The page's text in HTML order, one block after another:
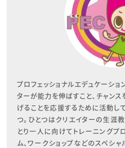
プロフェッショナルエデュケーショ
ターが能力を伸ばすこと、チャンス
げることを応援するために活動し
つ。ひとつはクリエイターの生涯
とり一人に向けてトレーニングプ
ム、ワークショップなどのスペシ